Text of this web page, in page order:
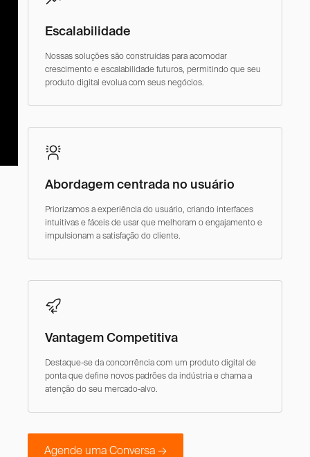
Escalabilidade
Nossas soluções são construídas para acomodar
crescimento e escalabilidade futuros, permitindo que seu
produto digital evolua com seus negócios.
Abordagem centrada no usuário
Priorizamos a experiência do usuário, criando interfaces
intuitivas e fáceis de usar que melhoram o engajamento e
impulsionam a satisfação do cliente.
Vantagem Competitiva
Destaque-se da concorrência com um produto digital de
ponta que define novos padrões da indústria e chama a
atenção do seu mercado-alvo.
Agende uma Conversa →